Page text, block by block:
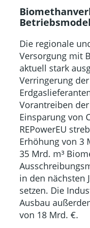
Die regionale
Versorgung mit
aktuell stark
Verringerung
Vorantreiben
Einsparung von
REPowerEU
Erhöhung von 3
35 Mrd. m³
in den nächsten
setzen. Die
Ausbau
von 18 Mrd. €.